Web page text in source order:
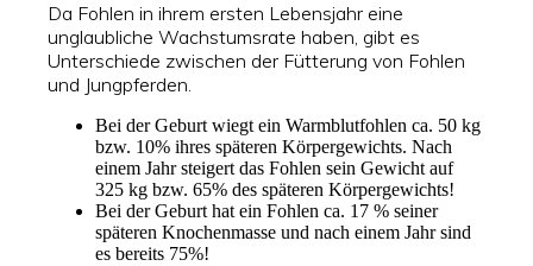
Da Fohlen in ihrem ersten Lebensjahr eine
unglaubliche Wachstumsrate haben, gibt es
Unterschiede zwischen der Fütterung von Fohlen
und Jungpferden.
Bei der Geburt wiegt ein Warmblutfohlen ca. 50 kg
bzw. 10% ihres späteren Körpergewichts. Nach
einem Jahr steigert das Fohlen sein Gewicht auf
325 kg bzw. 65% des späteren Körpergewichts!
Bei der Geburt hat ein Fohlen ca. 17 % seiner
späteren Knochenmasse und nach einem Jahr sind
es bereits 75%!